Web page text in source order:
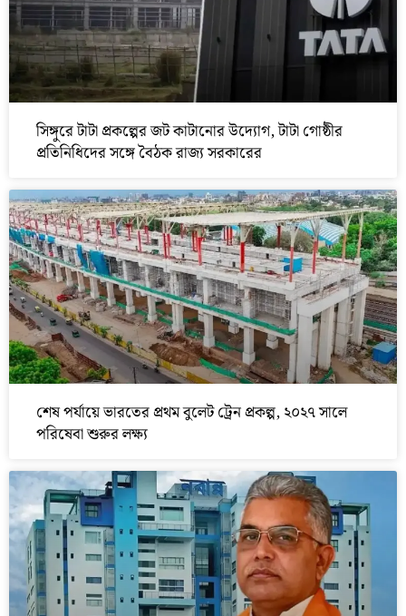
সিঙ্গুরে টাটা প্রকল্পের জট কাটানোর উদ্যোগ, টাটা গোষ্ঠীর
প্রতিনিধিদের সঙ্গে বৈঠক রাজ্য সরকারের
শেষ পর্যায়ে ভারতের প্রথম বুলেট ট্রেন প্রকল্প, ২০২৭ সালে
পরিষেবা শুরুর লক্ষ্য